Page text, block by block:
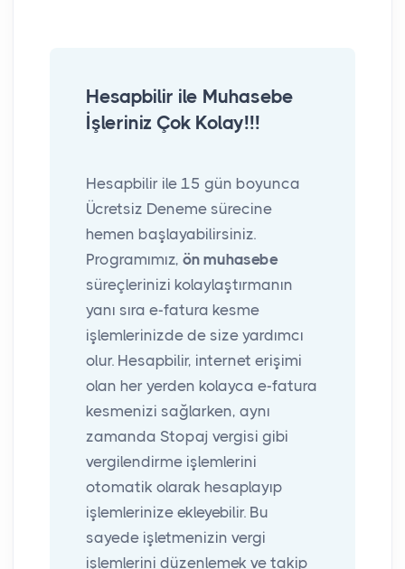
Hesapbilir ile Muhasebe
İşleriniz Çok Kolay!!!
Hesapbilir ile 15 gün boyunca
Ücretsiz Deneme sürecine
hemen başlayabilirsiniz.
Programımız, ön muhasebe
süreçlerinizi kolaylaştırmanın
yanı sıra e-fatura kesme
işlemlerinizde de size yardımcı
olur. Hesapbilir, internet erişimi
olan her yerden kolayca e-fatura
kesmenizi sağlarken, aynı
zamanda Stopaj vergisi gibi
vergilendirme işlemlerini
otomatik olarak hesaplayıp
işlemlerinize ekleyebilir. Bu
sayede işletmenizin vergi
işlemlerini düzenlemek ve takip